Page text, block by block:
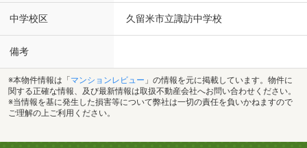
中学校区 久留米市立諏訪中学校
備考
※本物件情報は「 マンションレビュー 」の情報を元に掲載しています。物件に
関する正確な情報、及び最新情報は取扱不動産会社へお問い合わせください。
※当情報を基に発生した損害等について弊社は一切の責任を負いかねますので
ご理解の上ご利用ください。